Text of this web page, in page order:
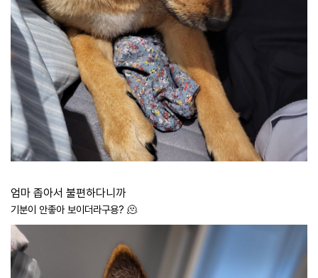
엄마 좁아서 불편하다니까
기분이 안좋아 보이더라구용? 🫠